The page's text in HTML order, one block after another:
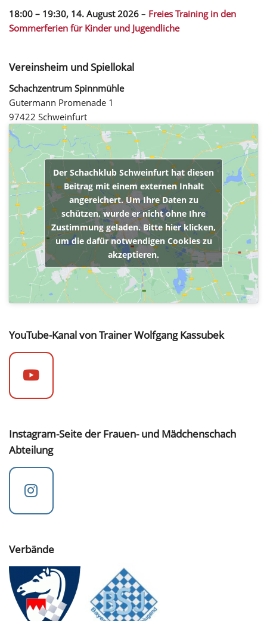
18:00 – 19:30, 14. August 2026 – Freies Training in den
Sommerferien für Kinder und Jugendliche
Vereinsheim und Spiellokal
Schachzentrum Spinnmühle
Gutermann Promenade 1
97422 Schweinfurt
Der Schachklub Schweinfurt hat diesen
Beitrag mit einem externen Inhalt
angereichert. Um Ihre Daten zu
schützen, wurde er nicht ohne Ihre
Zustimmung geladen. Bitte hier klicken,
um die dafür notwendigen Cookies zu
akzeptieren.
YouTube-Kanal von Trainer Wolfgang Kassubek
Instagram-Seite der Frauen- und Mädchenschach
Abteilung
Verbände